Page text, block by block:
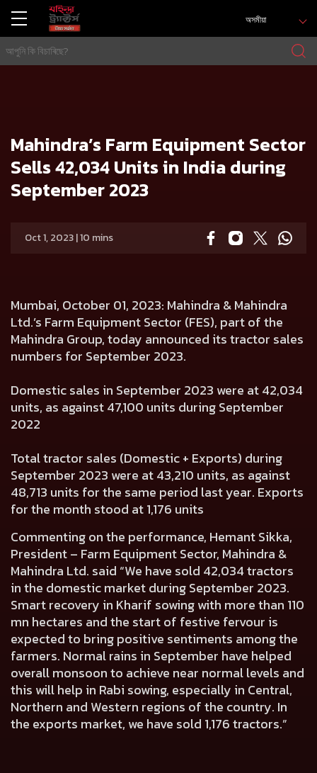
অসমীয়া
Mahindra’s Farm Equipment Sector
Sells 42,034 Units in India during
September 2023
Oct 1, 2023 | 10 mins
Mumbai, October 01, 2023: Mahindra & Mahindra
Ltd.’s Farm Equipment Sector (FES), part of the
Mahindra Group, today announced its tractor sales
numbers for September 2023.
Domestic sales in September 2023 were at42,034
units, as against47,100 units during September
2022
Total tractor sales (Domestic + Exports) during
September 2023 were at43,210 units, as against
48,713 units for the same period last year. Exports
for the month stood at 1,176 units
Commenting on the performance, Hemant Sikka,
President – Farm Equipment Sector, Mahindra &
Mahindra Ltd. said “We have sold 42,034 tractors
in the domestic market during September 2023.
Smart recovery in Kharif sowing with more than 110
mn hectares and the start of festive fervour is
expected to bring positive sentiments among the
farmers. Normal rains in September have helped
overall monsoon to achieve near normal levels and
this will help in Rabi sowing, especially in Central,
Northern and Western regions of the country. In
the exports market, we have sold 1,176 tractors.”